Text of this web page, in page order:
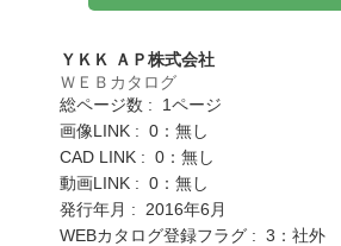
ＹＫＫ ＡＰ株式会社
ＷＥＢカタログ
総ページ数 : 1ページ
画像LINK : 0：無し
CAD LINK : 0：無し
動画LINK : 0：無し
発行年月 : 2016年6月
WEBカタログ登録フラグ : 3：社外